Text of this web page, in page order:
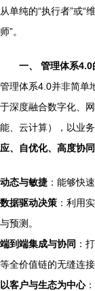
从单纯的“执行者”或“
师”。
一、 管理体系
管理体系4.0并非简单
于深度融合数字化、
能、云计算），以业
应、自优化、高度协
动态与敏捷 ：能够快
数据驱动决策 ：利用
与预测。
端到端集成与协同 ：
等全价值链的无缝连接
以客户与生态为中心